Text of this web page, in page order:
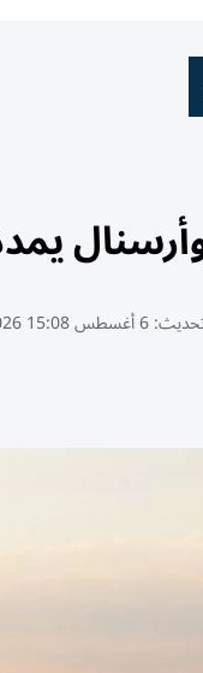
6 أغسطس 15:08 2026